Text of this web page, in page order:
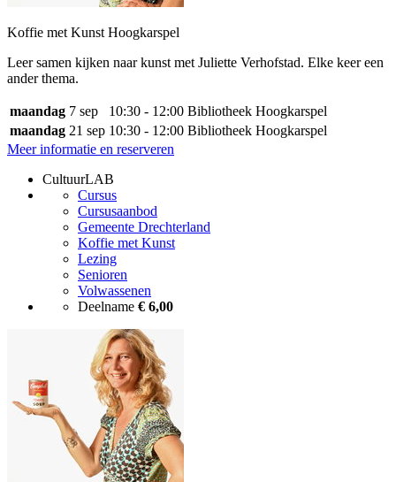
Koffie met Kunst Hoogkarspel
Leer samen kijken naar kunst met Juliette Verhofstad. Elke keer een
ander thema.
maandag 7 sep 10:30 - 12:00 Bibliotheek Hoogkarspel
maandag 21 sep 10:30 - 12:00 Bibliotheek Hoogkarspel
Meer informatie en reserveren
CultuurLAB
Cursus
Cursusaanbod
Gemeente Drechterland
Koffie met Kunst
Lezing
Senioren
Volwassenen
Deelname € 6,00